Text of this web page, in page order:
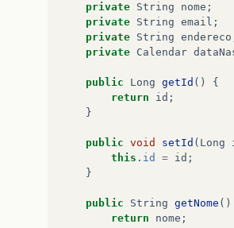
private String nome ;
private String email ;
private String endereco
private Calendar
public Long getId ()
{
return
id ;
}
public void setId ( Long
this . id = id ;
}
public String getNome ()
return
nome ;